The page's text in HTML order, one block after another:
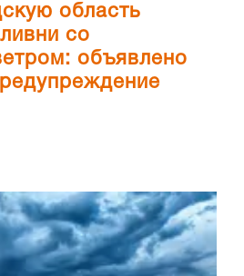
область
со
объявлено